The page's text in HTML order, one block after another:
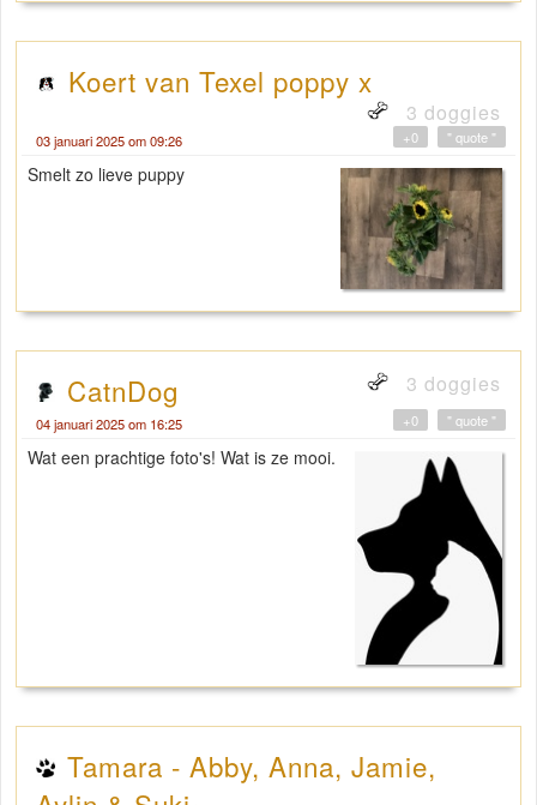
Koert van Texel poppy x
3 doggies
03 januari 2025 om 09:26 " quote "
+0
Smelt zo lieve puppy
CatnDog 3 doggies
04 januari 2025 om 16:25 " quote "
+0
Wat een prachtige foto's! Wat is ze mooi.
Tamara - Abby, Anna, Jamie,